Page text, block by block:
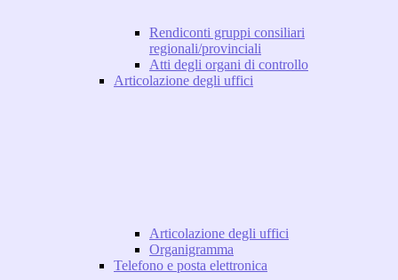
Rendiconti gruppi consiliari
regionali/provinciali
Atti degli organi di controllo
Articolazione degli uffici
Articolazione degli uffici
Organigramma
Telefono e posta elettronica